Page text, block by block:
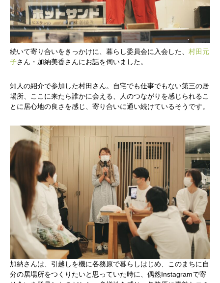
続いて寄り合いをきっかけに、暮らし委員会に入会した、 村田元
子さん・加納美香さんにお話を伺いました。
知人の紹介で参加した村田さん。自宅でも仕事でもない第三の居
場所、ここに来たら誰かに会える、人のつながりを感じられるこ
とに居心地の良さを感じ、寄り合いに通い続けているそうです。
加納さんは、引越しを機に各務原で暮らしはじめ、このまちに自
分の居場所をつくりたいと思っていた時に、偶然Instagramで寄